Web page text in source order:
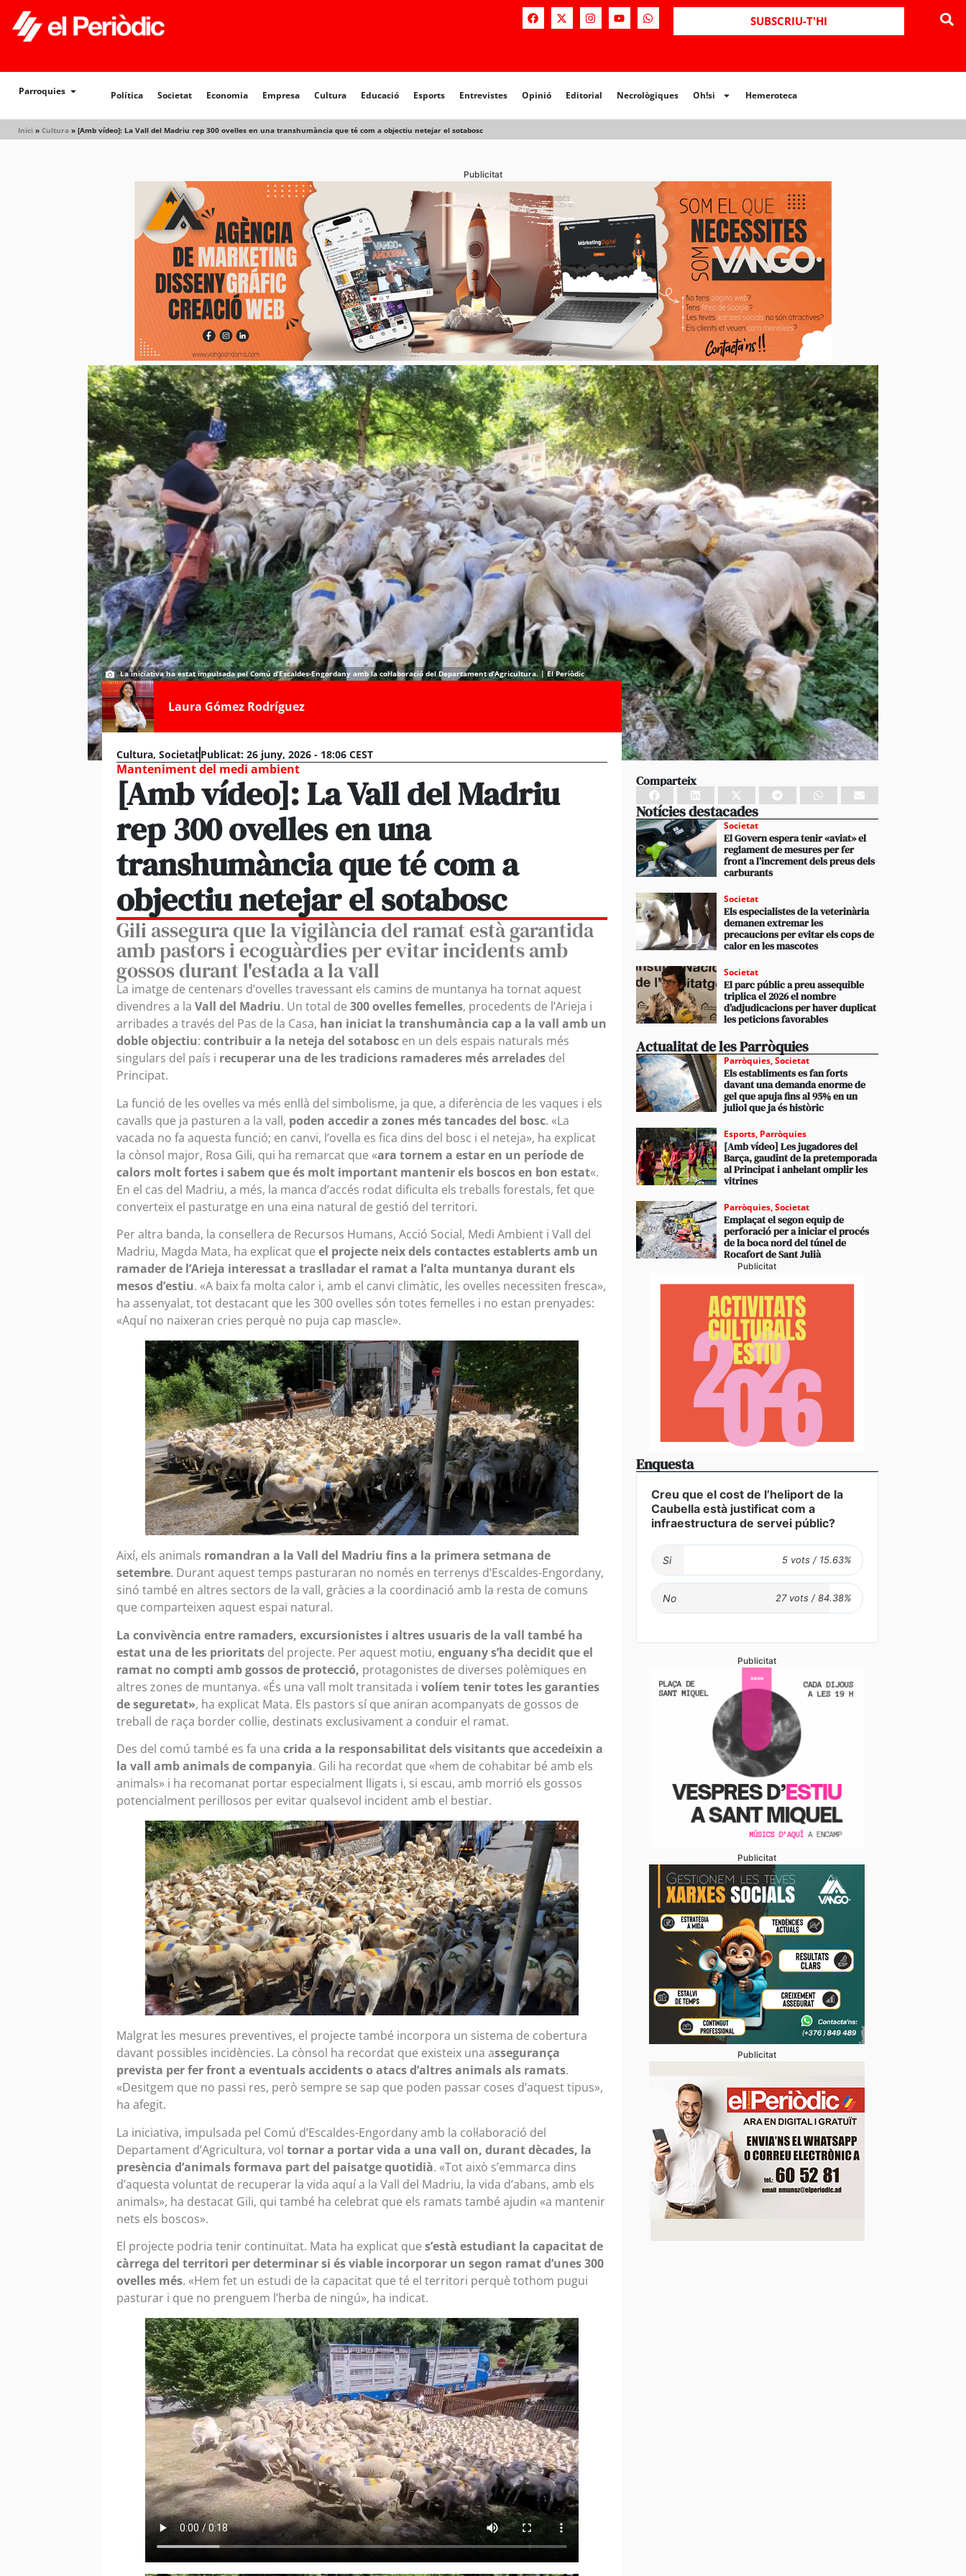
SUBSCRIU-T'HI
Parroquies Política Societat Economia Empresa Cultura Educació Esports Entrevistes Opinió Editorial Necrològiques Oh!si Hemeroteca
Inici » Cultura » [Amb vídeo]: La Vall del Madriu rep 300 ovelles en una transhumància que té com a objectiu netejar el sotabosc
Publicitat
La iniciativa ha estat impulsada pel Comú d’Escaldes-Engordany amb la col·laboració del Departament d’Agricultura. | El Periòdic
Laura Gómez Rodríguez
Cultura, SocietatPublicat: 26 juny, 2026 - 18:06 CEST
Manteniment del medi ambient
[Amb vídeo]: La Vall del Madriu
rep 300 ovelles en una
transhumància que té com a
objectiu netejar el sotabosc
Gili assegura que la vigilància del ramat està garantida
amb pastors i ecoguàrdies per evitar incidents amb
gossos durant l'estada a la vall
La imatge de centenars d’ovelles travessant els camins de muntanya ha tornat aquest
divendres a la Vall del Madriu. Un total de 300 ovelles femelles, procedents de l’Arieja i
arribades a través del Pas de la Casa, han iniciat la transhumància cap a la vall amb un
doble objectiu: contribuir a la neteja del sotabosc en un dels espais naturals més
singulars del país i recuperar una de les tradicions ramaderes més arrelades del
Principat.
La funció de les ovelles va més enllà del simbolisme, ja que, a diferència de les vaques i els
cavalls que ja pasturen a la vall, poden accedir a zones més tancades del bosc. «La
vacada no fa aquesta funció; en canvi, l’ovella es fica dins del bosc i el neteja», ha explicat
la cònsol major, Rosa Gili, qui ha remarcat que «ara tornem a estar en un període de
calors molt fortes i sabem que és molt important mantenir els boscos en bon estat«.
En el cas del Madriu, a més, la manca d’accés rodat dificulta els treballs forestals, fet que
converteix el pasturatge en una eina natural de gestió del territori.
Per altra banda, la consellera de Recursos Humans, Acció Social, Medi Ambient i Vall del
Madriu, Magda Mata, ha explicat que el projecte neix dels contactes establerts amb un
ramader de l’Arieja interessat a traslladar el ramat a l’alta muntanya durant els
mesos d’estiu. «A baix fa molta calor i, amb el canvi climàtic, les ovelles necessiten fresca»,
ha assenyalat, tot destacant que les 300 ovelles són totes femelles i no estan prenyades:
«Aquí no naixeran cries perquè no puja cap mascle».
Així, els animals romandran a la Vall del Madriu fins a la primera setmana de
setembre. Durant aquest temps pasturaran no només en terrenys d’Escaldes-Engordany,
sinó també en altres sectors de la vall, gràcies a la coordinació amb la resta de comuns
que comparteixen aquest espai natural.
La convivència entre ramaders, excursionistes i altres usuaris de la vall també ha
estat una de les prioritats del projecte. Per aquest motiu, enguany s’ha decidit que el
ramat no compti amb gossos de protecció, protagonistes de diverses polèmiques en
altres zones de muntanya. «És una vall molt transitada i volíem tenir totes les garanties
de seguretat», ha explicat Mata. Els pastors sí que aniran acompanyats de gossos de
treball de raça border collie, destinats exclusivament a conduir el ramat.
Des del comú també es fa una crida a la responsabilitat dels visitants que accedeixin a
la vall amb animals de companyia. Gili ha recordat que «hem de cohabitar bé amb els
animals» i ha recomanat portar especialment lligats i, si escau, amb morrió els gossos
potencialment perillosos per evitar qualsevol incident amb el bestiar.
Malgrat les mesures preventives, el projecte també incorpora un sistema de cobertura
davant possibles incidències. La cònsol ha recordat que existeix una assegurança
prevista per fer front a eventuals accidents o atacs d’altres animals als ramats.
«Desitgem que no passi res, però sempre se sap que poden passar coses d’aquest tipus»,
ha afegit.
La iniciativa, impulsada pel Comú d’Escaldes-Engordany amb la col·laboració del
Departament d’Agricultura, vol tornar a portar vida a una vall on, durant dècades, la
presència d’animals formava part del paisatge quotidià. «Tot això s’emmarca dins
d’aquesta voluntat de recuperar la vida aquí a la Vall del Madriu, la vida d’abans, amb els
animals», ha destacat Gili, qui també ha celebrat que els ramats també ajudin «a mantenir
nets els boscos».
El projecte podria tenir continuïtat. Mata ha explicat que s’està estudiant la capacitat de
càrrega del territori per determinar si és viable incorporar un segon ramat d’unes 300
ovelles més. «Hem fet un estudi de la capacitat que té el territori perquè tothom pugui
pasturar i que no prenguem l’herba de ningú», ha indicat.
Comparteix
Notícies destacades
Societat
El Govern espera tenir «aviat» el
reglament de mesures per fer
front a l’increment dels preus dels
carburants
Societat
Els especialistes de la veterinària
demanen extremar les
precaucions per evitar els cops de
calor en les mascotes
Societat
El parc públic a preu assequible
triplica el 2026 el nombre
d’adjudicacions per haver duplicat
les peticions favorables
Actualitat de les Parròquies
Parròquies,Societat
Els establiments es fan forts
davant una demanda enorme de
gel que apuja fins al 95% en un
juliol que ja és històric
Esports, Parròquies
[Amb vídeo] Les jugadores del
Barça, gaudint de la pretemporada
al Principat i anhelant omplir les
vitrines
Parròquies,Societat
Emplaçat el segon equip de
perforació per a iniciar el procés
de la boca nord del túnel de
Rocafort de Sant Julià
Publicitat
Enquesta
Creu que el cost de l’heliport de la
Caubella està justificat com a
infraestructura de servei públic?
Si
No
Publicitat
Publicitat
Publicitat